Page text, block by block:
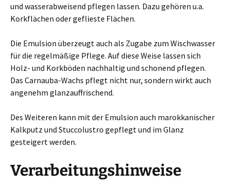
und wasserabweisend pflegen lassen. Dazu gehören u.a.
Korkflächen oder geflieste Flächen.
Die Emulsion überzeugt auch als Zugabe zum Wischwasser
für die regelmäßige Pflege. Auf diese Weise lassen sich
Holz- und Korkböden nachhaltig und schonend pflegen.
Das Carnauba-Wachs pflegt nicht nur, sondern wirkt auch
angenehm glanzauffrischend.
Des Weiteren kann mit der Emulsion auch marokkanischer
Kalkputz und Stuccolustro gepflegt und im Glanz
gesteigert werden.
Verarbeitungshinweise